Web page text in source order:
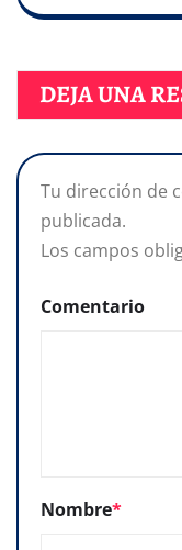
DEJA UNA
Tu dirección de
publicada.
Los campos
Comentario
Nombre*